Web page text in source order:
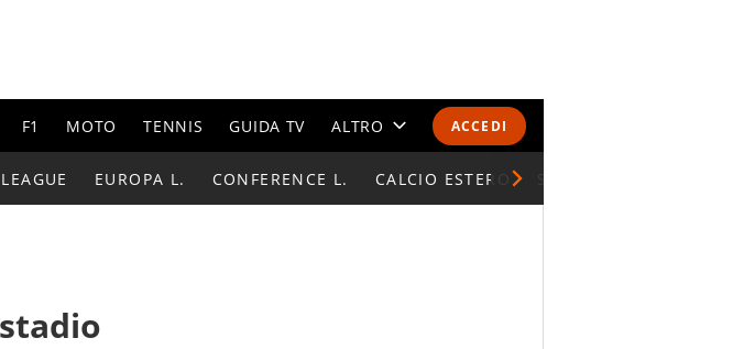
ACCEDI
F1 MOTO TENNIS GUIDA TV ALTRO
CALENDARI E CLASSIFICHE
EUROPA L. CONFERENCE L. CALCIO ESTERO